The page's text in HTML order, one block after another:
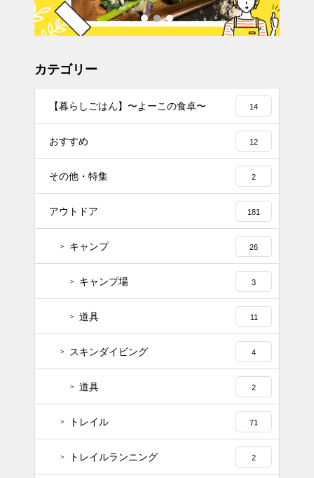
カテゴリー
【暮らしごはん】〜よーこの食卓〜 14
おすすめ 12
その他・特集 2
アウトドア 181
キャンプ 26
キャンプ場 3
道具 11
スキンダイビング 4
道具 2
トレイル 71
トレイルランニング 2